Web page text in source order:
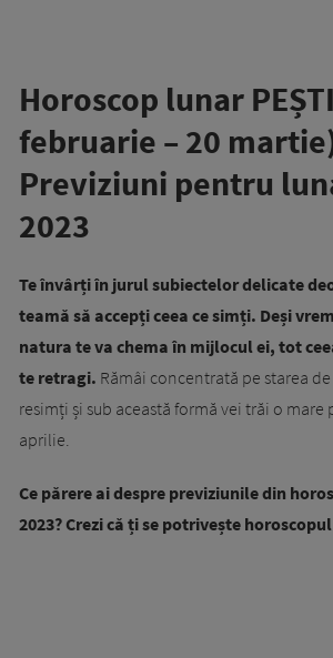
Horoscop lunar
februarie – 20
Previziuni pentru
2023
Te învârți în jurul subiectelor delicate
teamă să accepți ceea ce simți. Deși
natura te va chema în mijlocul ei, tot
te retragi. Rămâi concentrată pe starea
resimți și sub această formă vei trăi o
aprilie.
Ce părere ai despre previziunile din
2023? Crezi că ți se potrivește